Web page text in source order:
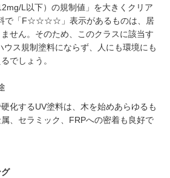
L以下）の規制値」を大きくクリア
で「F☆☆☆☆」表示があるものは、居
せん。そのため、このクラスに該当す
ウス規制塗料にならず、人にも環境にも
でしょう。
化するUV塗料は、木を始めあらゆるも
、セラミック、FRPへの密着も良好で